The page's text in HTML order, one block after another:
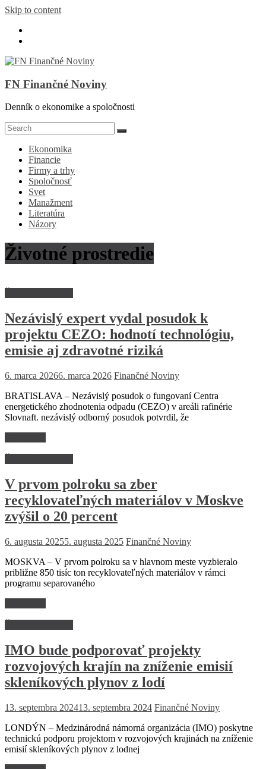
Skip to content
FN Finančné Noviny
Denník o ekonomike a spoločnosti
Ekonomika
Financie
Firmy a trhy
Spoločnosť
Svet
Manažment
Literatúra
Názory
Životné prostredie
Nezávislý expert vydal posudok k
projektu CEZO: hodnotí technológiu,
emisie aj zdravotné riziká
6. marca 20266. marca 2026 Finančné Noviny
BRATISLAVA – Nezávislý posudok o fungovaní Centra
energetického zhodnotenia odpadu (CEZO) v areáli rafinérie
Slovnaft. nezávislý odborný posudok potvrdil, že
V prvom polroku sa zber
recyklovateľných materiálov v Moskve
zvýšil o 20 percent
6. augusta 20255. augusta 2025 Finančné Noviny
MOSKVA – V prvom polroku sa v hlavnom meste vyzbieralo
približne 850 tisíc ton recyklovateľných materiálov v rámci
programu separovaného
IMO bude podporovať projekty
rozvojových krajín na zníženie emisií
skleníkových plynov z lodí
13. septembra 202413. septembra 2024 Finančné Noviny
LONDÝN – Medzinárodná námorná organizácia (IMO) poskytne
technickú podporu projektom v rozvojových krajinách na zníženie
emisií skleníkových plynov z lodnej